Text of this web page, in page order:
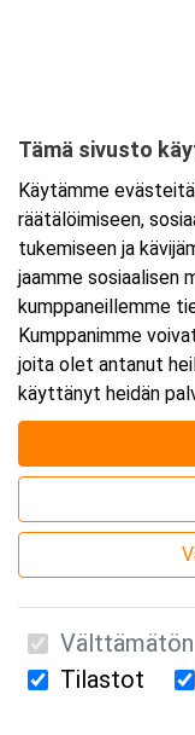
Ajankohta
Alkaa:28.12.2026
Päättyy:
Lisää
Webinaari
Suomen
Tämä sivusto
Käytämme
räätälöimiseen,
tukemiseen ja
jaamme sosiaalisen
kumppaneillemme
Kumppanimme
joita olet antanut
käyttänyt heidän
Välttämätön
Tilastot